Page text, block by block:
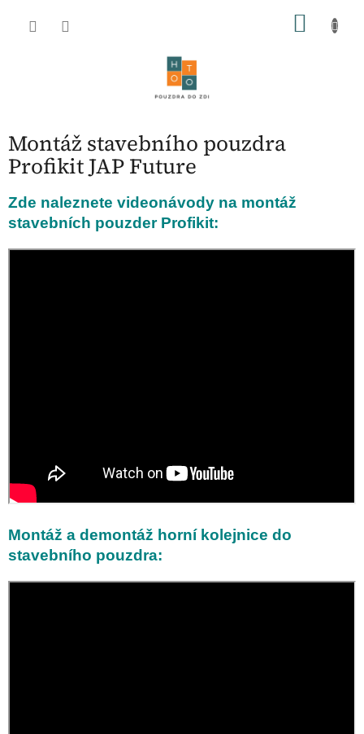
Montáž stavebního pouzdra
Profikit JAP Future
Zde naleznete videonávody na montáž
stavebních pouzder Profikit:
Montáž a demontáž horní kolejnice do
stavebního pouzdra: